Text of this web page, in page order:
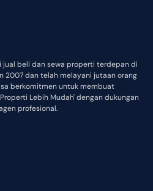
jual beli dan sewa properti terdepan di
2007 dan telah melayani jutaan orang
berkomitmen untuk membuat
Lebih Mudah' dengan dukungan
profesional.